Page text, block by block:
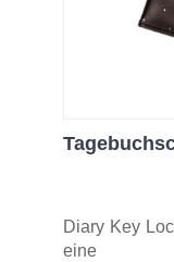
Diary Key
eine